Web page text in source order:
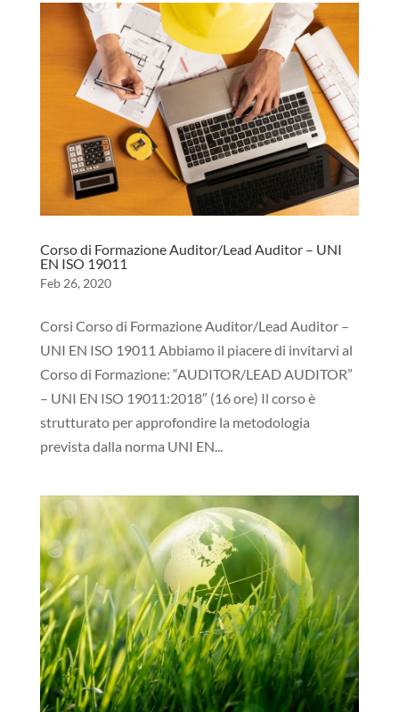
Corso di Formazione Auditor/Lead Auditor – UNI
EN ISO 19011
Feb 26, 2020
Corsi Corso di Formazione Auditor/Lead Auditor –
UNI EN ISO 19011 Abbiamo il piacere di invitarvi al
Corso di Formazione: “AUDITOR/LEAD AUDITOR”
– UNI EN ISO 19011:2018″ (16 ore) Il corso è
strutturato per approfondire la metodologia
prevista dalla norma UNI EN...